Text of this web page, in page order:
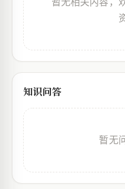
知识问答
暂无